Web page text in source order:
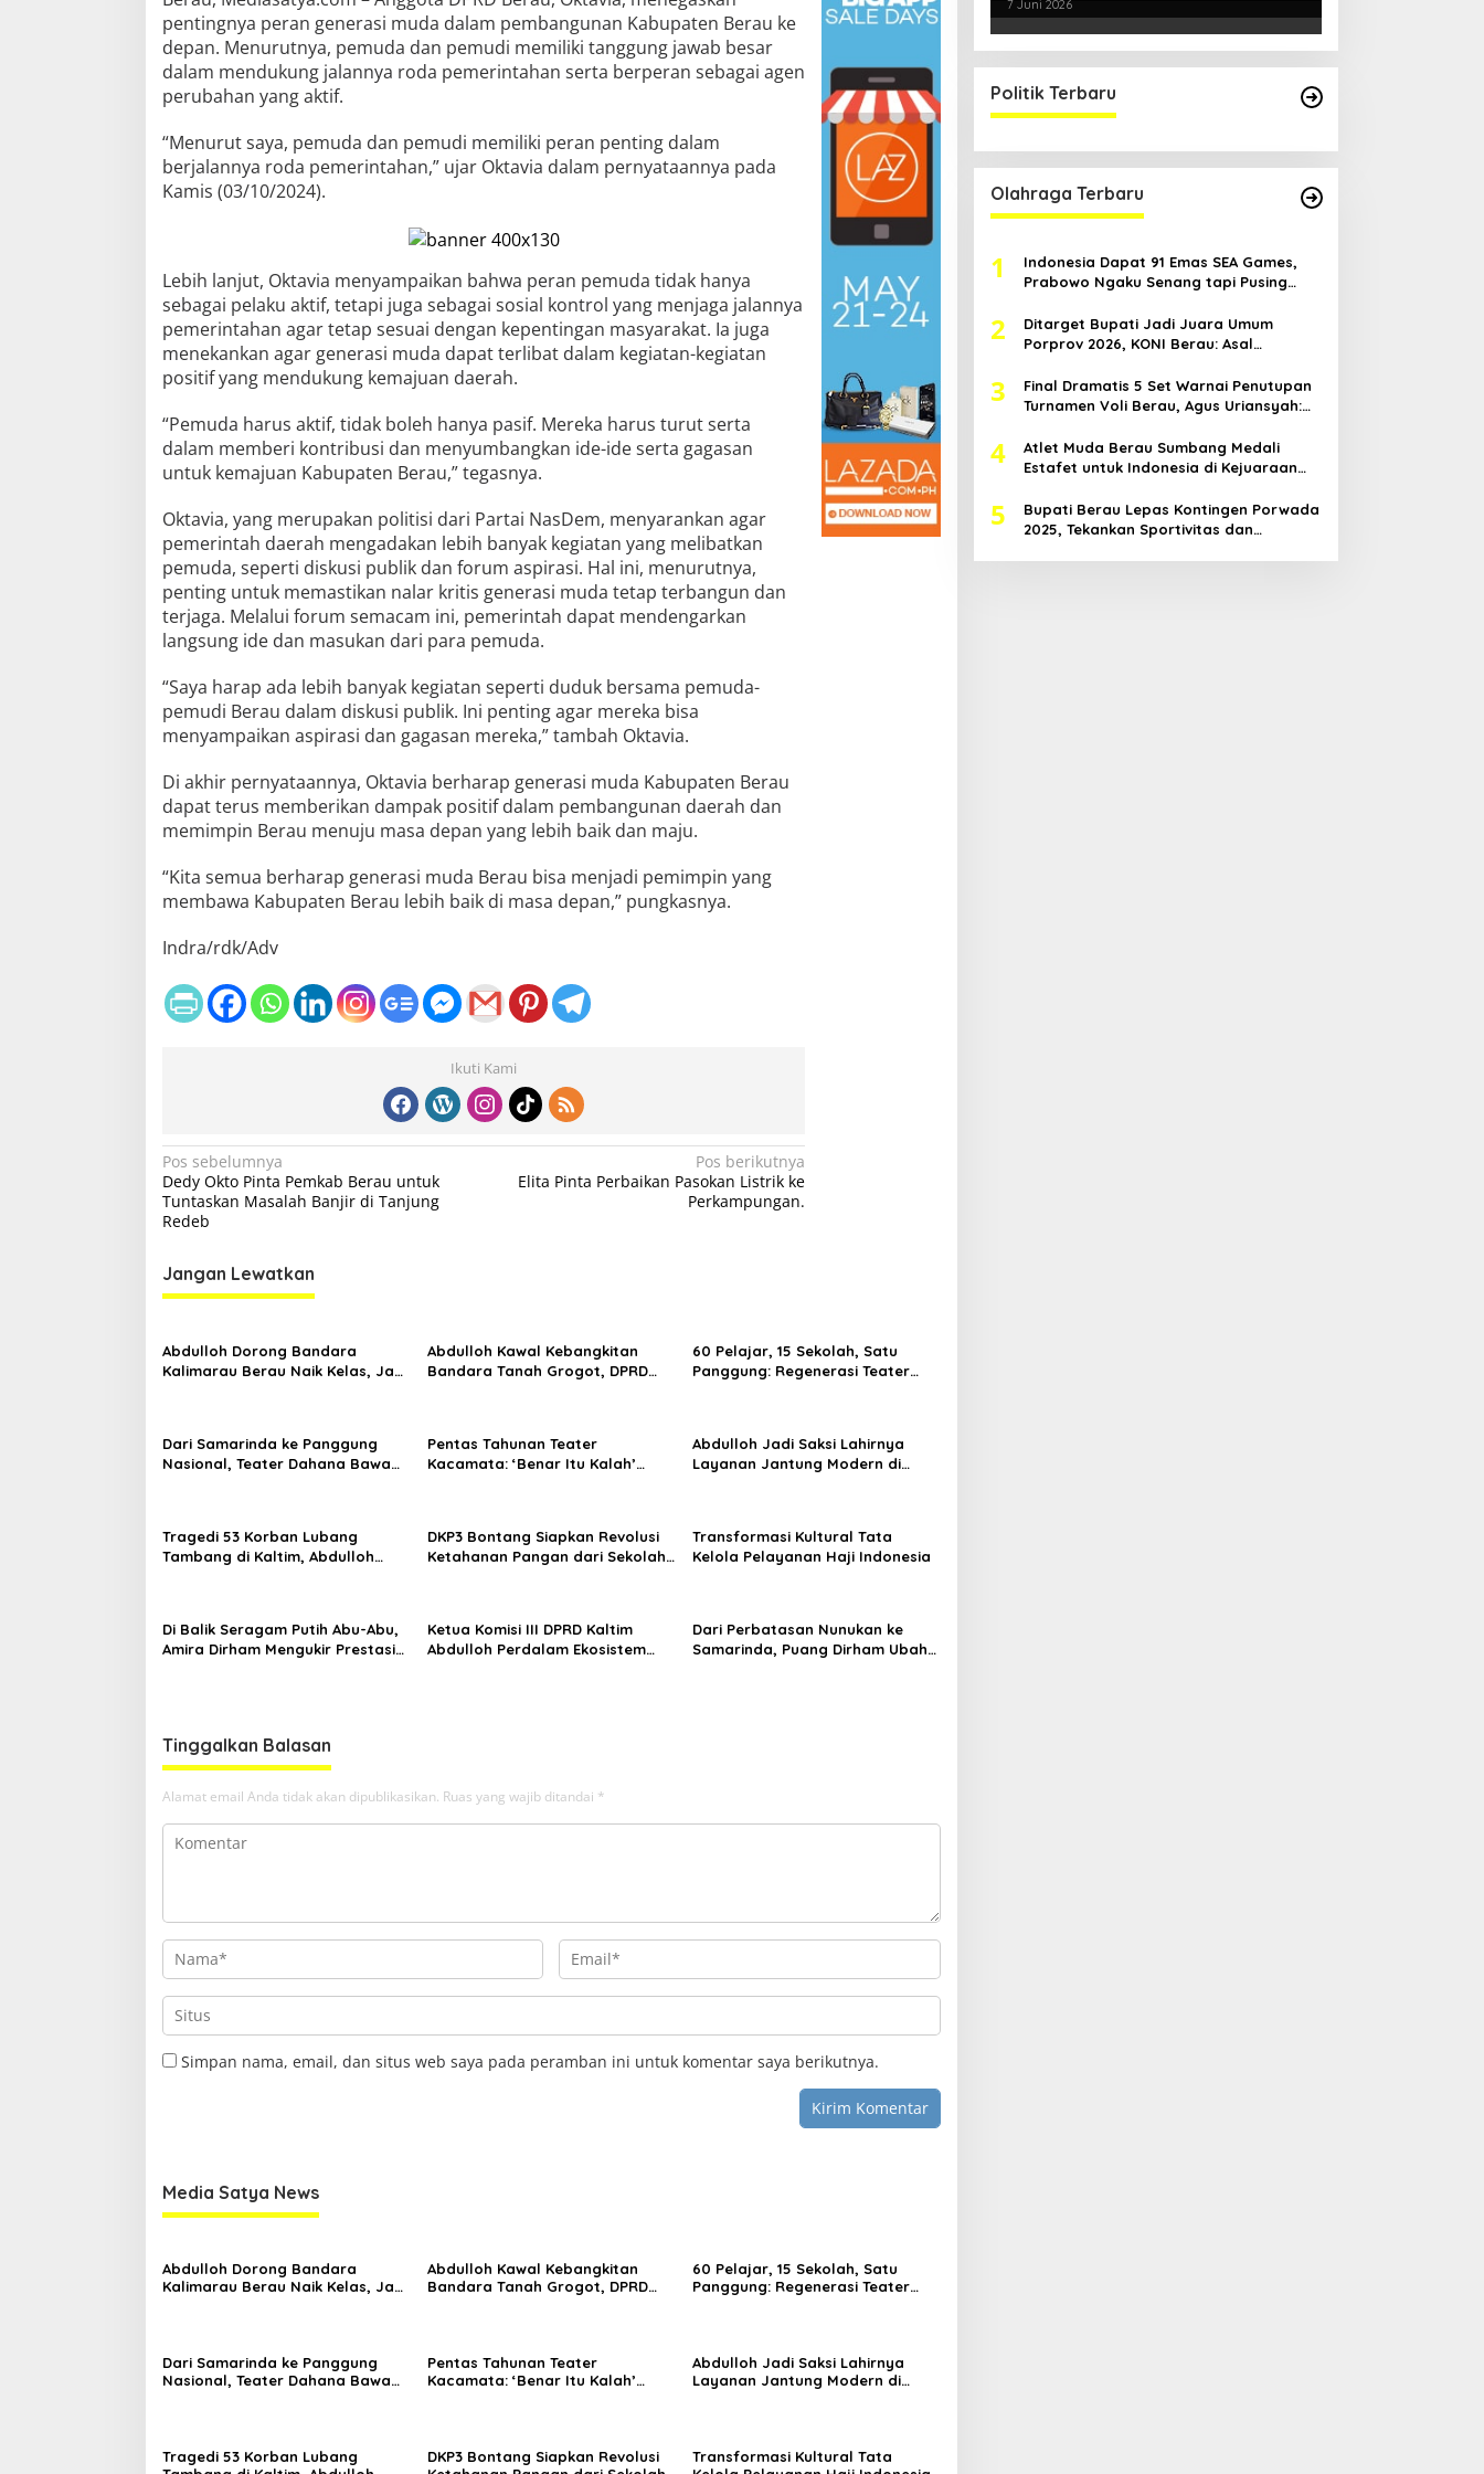
pentingnya peran generasi muda dalam pembangunan Kabupaten Berau ke
depan. Menurutnya, pemuda dan pemudi memiliki tanggung jawab besar
dalam mendukung jalannya roda pemerintahan serta berperan sebagai agen
perubahan yang aktif.
“Menurut saya, pemuda dan pemudi memiliki peran penting dalam
berjalannya roda pemerintahan,” ujar Oktavia dalam pernyataannya pada
Kamis (03/10/2024).
Lebih lanjut, Oktavia menyampaikan bahwa peran pemuda tidak hanya
sebagai pelaku aktif, tetapi juga sebagai sosial kontrol yang menjaga jalannya
pemerintahan agar tetap sesuai dengan kepentingan masyarakat. Ia juga
menekankan agar generasi muda dapat terlibat dalam kegiatan-kegiatan
positif yang mendukung kemajuan daerah.
“Pemuda harus aktif, tidak boleh hanya pasif. Mereka harus turut serta
dalam memberi kontribusi dan menyumbangkan ide-ide serta gagasan
untuk kemajuan Kabupaten Berau,” tegasnya.
Oktavia, yang merupakan politisi dari Partai NasDem, menyarankan agar
pemerintah daerah mengadakan lebih banyak kegiatan yang melibatkan
pemuda, seperti diskusi publik dan forum aspirasi. Hal ini, menurutnya,
penting untuk memastikan nalar kritis generasi muda tetap terbangun dan
terjaga. Melalui forum semacam ini, pemerintah dapat mendengarkan
langsung ide dan masukan dari para pemuda.
“Saya harap ada lebih banyak kegiatan seperti duduk bersama pemuda-
pemudi Berau dalam diskusi publik. Ini penting agar mereka bisa
menyampaikan aspirasi dan gagasan mereka,” tambah Oktavia.
Di akhir pernyataannya, Oktavia berharap generasi muda Kabupaten Berau
dapat terus memberikan dampak positif dalam pembangunan daerah dan
memimpin Berau menuju masa depan yang lebih baik dan maju.
“Kita semua berharap generasi muda Berau bisa menjadi pemimpin yang
membawa Kabupaten Berau lebih baik di masa depan,” pungkasnya.
Indra/rdk/Adv
Ikuti Kami
N
a
v
i
g
s
i
o
s
Pos sebelumnya
Dedy Okto Pinta Pemkab Berau untuk
Tuntaskan Masalah Banjir di Tanjung
Redeb
Pos berikutnya
Elita Pinta Perbaikan Pasokan Listrik ke
Perkampungan.
Jangan Lewatkan
Abdulloh Dorong Bandara
Kalimarau Berau Naik Kelas, Jadi
Abdulloh Kawal Kebangkitan
Bandara Tanah Grogot, DPRD
60 Pelajar, 15 Sekolah, Satu
Panggung: Regenerasi Teater
Dari Samarinda ke Panggung
Nasional, Teater Dahana Bawa
Pentas Tahunan Teater
Kacamata: ‘Benar Itu Kalah’
Abdulloh Jadi Saksi Lahirnya
Layanan Jantung Modern di
Tragedi 53 Korban Lubang
Tambang di Kaltim, Abdulloh
DKP3 Bontang Siapkan Revolusi
Ketahanan Pangan dari Sekolah,
Transformasi Kultural Tata
Kelola Pelayanan Haji Indonesia
Di Balik Seragam Putih Abu-Abu,
Amira Dirham Mengukir Prestasi
Ketua Komisi III DPRD Kaltim
Abdulloh Perdalam Ekosistem
Dari Perbatasan Nunukan ke
Samarinda, Puang Dirham Ubah
Tinggalkan Balasan
Alamat email Anda tidak akan dipublikasikan. Ruas yang wajib ditandai *
Simpan nama, email, dan situs web saya pada peramban ini untuk komentar saya berikutnya.
Media Satya News
Abdulloh Dorong Bandara
Kalimarau Berau Naik Kelas, Jadi
Abdulloh Kawal Kebangkitan
Bandara Tanah Grogot, DPRD
60 Pelajar, 15 Sekolah, Satu
Panggung: Regenerasi Teater
Dari Samarinda ke Panggung
Nasional, Teater Dahana Bawa
Pentas Tahunan Teater
Kacamata: ‘Benar Itu Kalah’
Abdulloh Jadi Saksi Lahirnya
Layanan Jantung Modern di
Tragedi 53 Korban Lubang
DKP3 Bontang Siapkan Revolusi
Transformasi Kultural Tata
7 Juni 2026
Politik Terbaru
Olahraga Terbaru
1
Indonesia Dapat 91 Emas SEA Games,
Prabowo Ngaku Senang tapi Pusing
2
Ditarget Bupati Jadi Juara Umum
Porprov 2026, KONI Berau: Asal
3
Final Dramatis 5 Set Warnai Penutupan
Turnamen Voli Berau, Agus Uriansyah:
4
Atlet Muda Berau Sumbang Medali
Estafet untuk Indonesia di Kejuaraan
5
Bupati Berau Lepas Kontingen Porwada
2025, Tekankan Sportivitas dan